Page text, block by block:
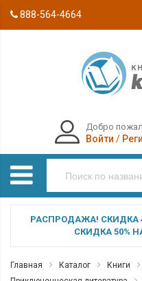
888-564-4664
Добро
Войти /
РАСПРОДАЖА! СКИДКА
СКИДКА 50%
Главная Каталог Книги